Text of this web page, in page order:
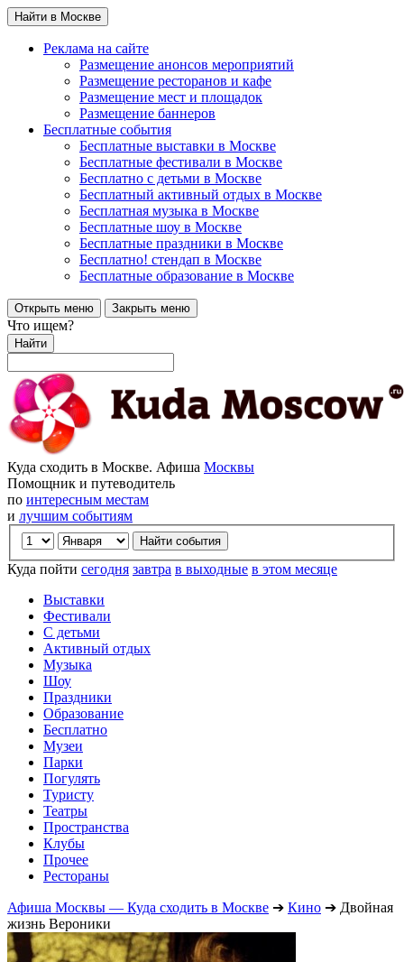
Найти в Москве
Реклама на сайте
Размещение анонсов мероприятий
Размещение ресторанов и кафе
Размещение мест и площадок
Размещение баннеров
Бесплатные события
Бесплатные выставки в Москве
Бесплатные фестивали в Москве
Бесплатно с детьми в Москве
Бесплатный активный отдых в Москве
Бесплатная музыка в Москве
Бесплатные шоу в Москве
Бесплатные праздники в Москве
Бесплатно! стендап в Москве
Бесплатные образование в Москве
Открыть меню Закрыть меню
Что ищем?
Найти
Куда сходить в Москве. Афиша Москвы
Помощник и путеводитель
по интересным местам
и лучшим событиям
Куда пойти сегодня завтра в выходные в этом месяце
Выставки
Фестивали
С детьми
Активный отдых
Музыка
Шоу
Праздники
Образование
Бесплатно
Музеи
Парки
Погулять
Туристу
Театры
Пространства
Клубы
Прочее
Рестораны
Афиша Москвы — Куда сходить в Москве ➔ Кино ➔ Двойная
жизнь Вероники